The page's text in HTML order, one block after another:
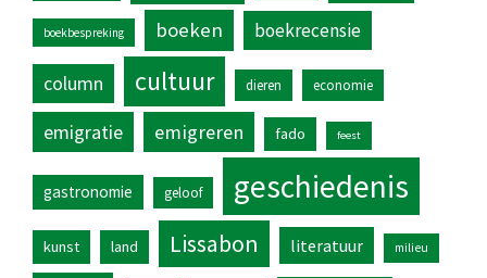
boekbespreking boeken boekrecensie
column cultuur dieren economie
emigratie emigreren fado feest
gastronomie geloof geschiedenis
kunst land Lissabon literatuur milieu